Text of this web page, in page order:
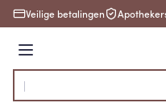
Ga naar de inhoud
Veilige betalingen
Menu
Product, merk, categorie...